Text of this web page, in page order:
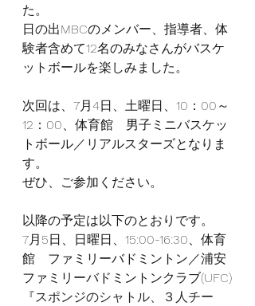
た。
日の出MBCのメンバー、指導者、体
験者含めて12名のみなさんがバスケ
ットボールを楽しみました。
次回は、7月4日、土曜日、10：00～
12：00、体育館　男子ミニバスケッ
トボール／リアルスターズとなりま
す。
ぜひ、ご参加ください。
以降の予定は以下のとおりです。
7月5日、日曜日、15:00-16:30、体育
館　ファミリーバドミントン／浦安
ファミリーバドミントンクラブ(UFC)
『スポンジのシャトル、３人チー